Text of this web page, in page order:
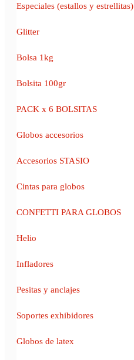
Especiales (estallos y estrellitas)
Glitter
Bolsa 1kg
Bolsita 100gr
PACK x 6 BOLSITAS
Globos accesorios
Accesorios STASIO
Cintas para globos
CONFETTI PARA GLOBOS
Helio
Infladores
Pesitas y anclajes
Soportes exhibidores
Globos de latex